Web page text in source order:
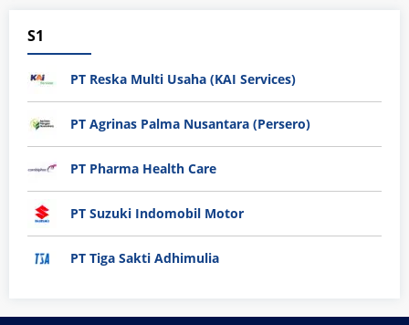
S1
PT Reska Multi Usaha (KAI Services)
PT Agrinas Palma Nusantara (Persero)
PT Pharma Health Care
PT Suzuki Indomobil Motor
PT Tiga Sakti Adhimulia